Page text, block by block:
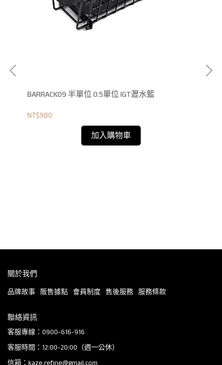
BARRACK09 半單位 0.5單位 IGT瀝水籃
NT$980
加入購物車
關於我們
品牌故事 販售據點 會員制度 售後服務 服務條款
聯絡資訊
客服專線：0900-616-916
客服時間：12:00-20:00（週一公休）
信箱：kaze.refine@gmail.com